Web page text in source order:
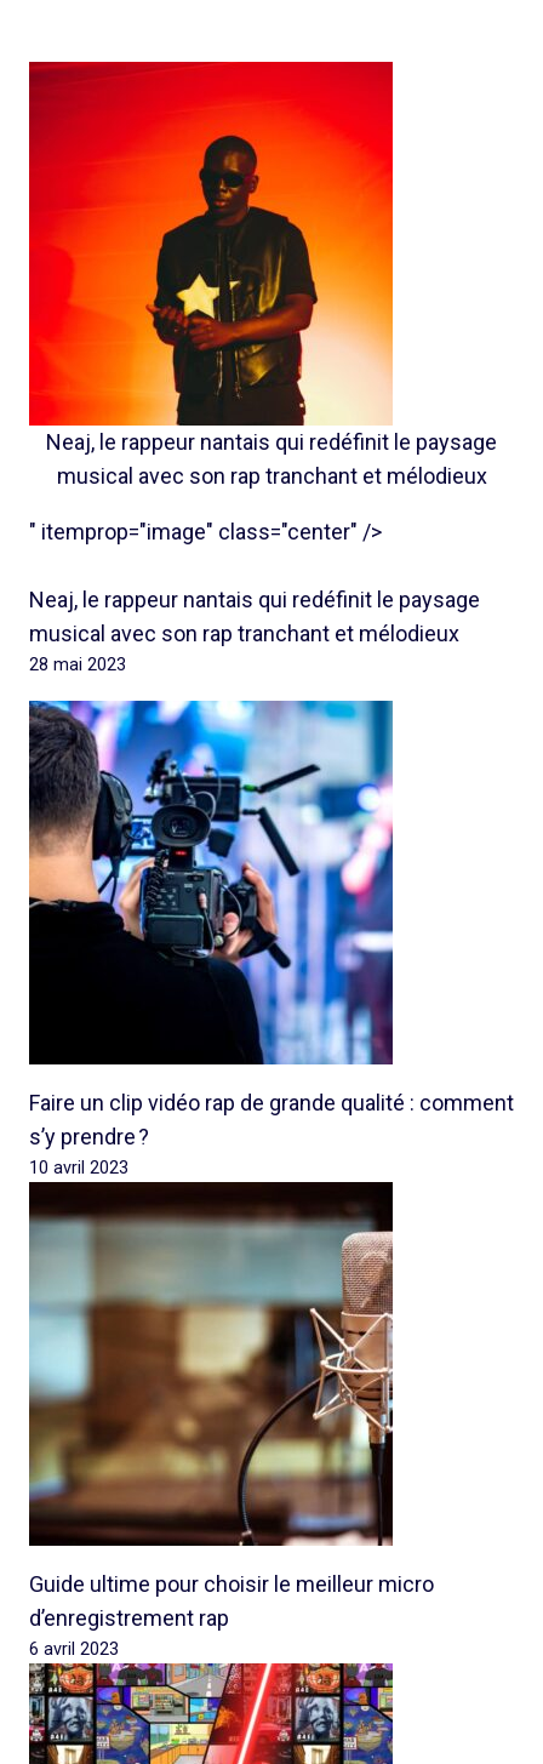
Neaj, le rappeur nantais qui redéfinit le paysage
musical avec son rap tranchant et mélodieux
" itemprop="image" class="center" />
Neaj, le rappeur nantais qui redéfinit le paysage
musical avec son rap tranchant et mélodieux
28 mai 2023
Faire un clip vidéo rap de grande qualité : comment
s’y prendre ?
10 avril 2023
Guide ultime pour choisir le meilleur micro
d’enregistrement rap
6 avril 2023